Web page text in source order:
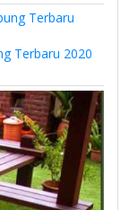
Terbaru 2020